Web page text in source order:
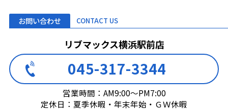
お問い合わせ CONTACT US
リブマックス横浜駅前店
045-317-3344
営業時間：AM9:00～PM7:00
定休日：夏季休暇・年末年始・ＧＷ休暇